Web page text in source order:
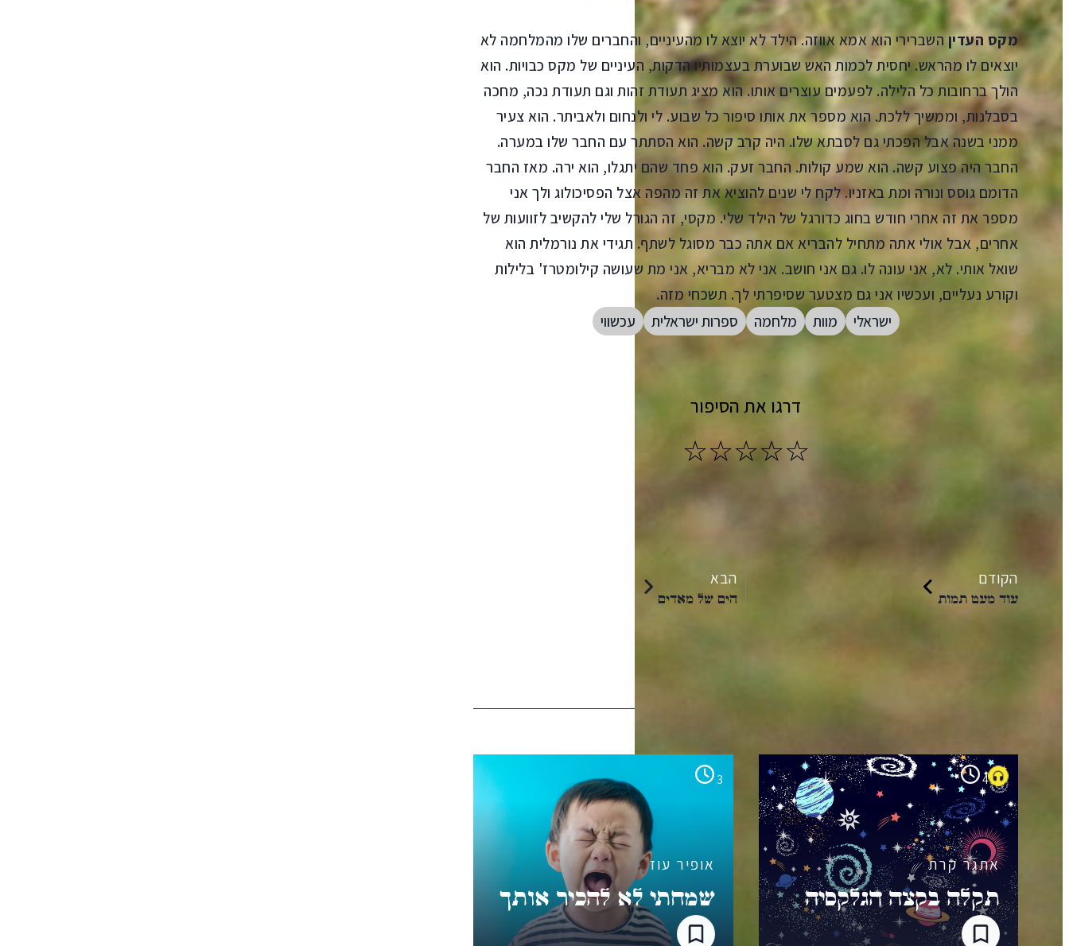
מקס העדיןהשברירי הוא אמא אווזה. הילד לא יוצא לו מהעיניים, והחברים שלו מהמלחמה לא
יוצאים לו מהראש. יחסית לכמות האש שבוערת בעצמותיו הדקות, העיניים של מקס כבויות. הוא
הולך ברחובות כל הלילה. לפעמים עוצרים אותו. הוא מציג תעודת זהות וגם תעודת נכה, מחכה
בסבלנות, וממשיך ללכת. הוא מספר את אותו סיפור כל שבוע. לי ולנחום ולאביתר. הוא צעיר
ממני בשנה אבל הפכתי גם לסבתא שלו. היה קרב קשה. הוא הסתתר עם החבר שלו במערה.
החבר היה פצוע קשה. הוא שמע קולות. החבר זעק. הוא פחד שהם יתגלו, הוא ירה. מאז החבר
הדומם גוסס ונורה ומת באזניו. לקח לי שנים להוציא את זה מהפה אצל הפסיכולוג ולך אני
מספר את זה אחרי חודש בחוג כדורגל של הילד שלי. מקסי, זה הגורל שלי להקשיב לזוועות של
אחרים, אבל אולי אתה מתחיל להבריא אם אתה כבר מסוגל לשתף. תגידי את נורמלית הוא
שואל אותי. לא, אני עונה לו. גם אני חושב. אני לא מבריא, אני מת שעושה קילומטרז' בלילות
וקורע נעליים, ועכשיו אני גם מצטער שסיפרתי לך. תשכחי מזה.
ישראלי
מוות מלחמה ספרות ישראלית עכשווי
דרגו את הסיפור
הקודם
עוד מעט תמות
הבא
הים של מאדים
הקריאה הבאה שלך
4
אתגר קרת
תקלה בקצה הגלקסיה
3
אופיר עוז
שמחתי לא להכיר אותך